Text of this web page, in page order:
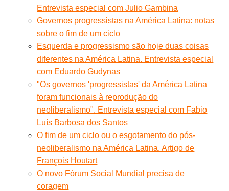
Entrevista especial com Julio Gambina
Governos progressistas na América Latina: notas
sobre o fim de um ciclo
Esquerda e progressismo são hoje duas coisas
diferentes na América Latina. Entrevista especial
com Eduardo Gudynas
"Os governos 'progressistas' da América Latina
foram funcionais à reprodução do
neoliberalismo". Entrevista especial com Fabio
Luís Barbosa dos Santos
O fim de um ciclo ou o esgotamento do pós-
neoliberalismo na América Latina. Artigo de
François Houtart
O novo Fórum Social Mundial precisa de
coragem